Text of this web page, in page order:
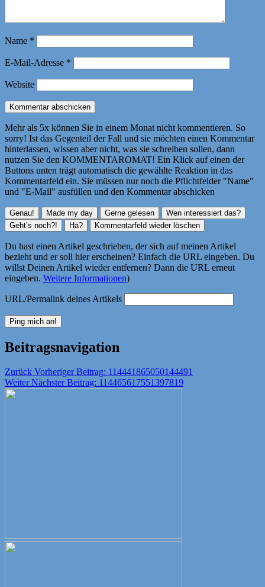
Name *
E-Mail-Adresse *
Website
Mehr als 5x können Sie in einem Monat nicht kommentieren. So
sorry! Ist das Gegenteil der Fall und sie möchten einen Kommentar
hinterlassen, wissen aber nicht, was sie schreiben sollen, dann
nutzen Sie den KOMMENTAROMAT! Ein Klick auf einen der
Buttons unten trägt automatisch die gewählte Reaktion in das
Kommentarfeld ein. Sie müssen nur noch die Pflichtfelder "Name"
und "E-Mail" ausfüllen und den Kommentar abschicken
Du hast einen Artikel geschrieben, der sich auf meinen Artikel
bezieht und er soll hier erscheinen? Einfach die URL eingeben. Du
willst Deinen Artikel wieder entfernen? Dann die URL erneut
eingeben. Weitere Informationen)
URL/Permalink deines Artikels
Beitragsnavigation
Zurück Vorheriger Beitrag: 114441865050144491
Weiter Nächster Beitrag: 114465617551397819